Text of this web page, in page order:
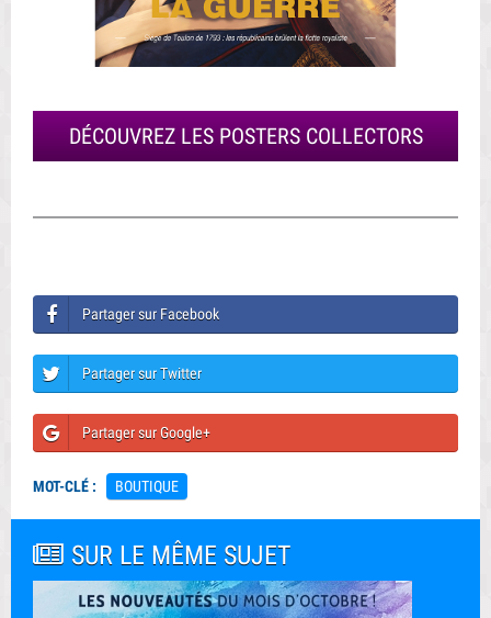
DÉCOUVREZ LES POSTERS COLLECTORS
Partager sur Facebook
Partager sur Twitter
Partager sur Google+
MOT-CLÉ : BOUTIQUE
SUR LE MÊME SUJET